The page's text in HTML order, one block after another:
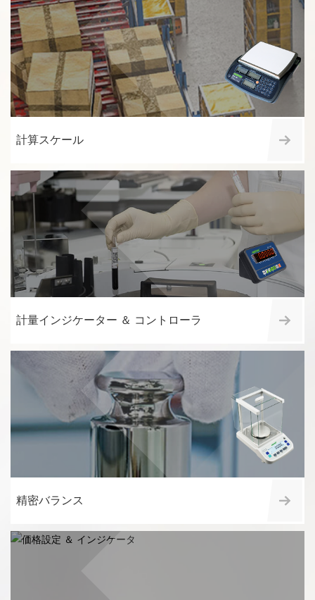
計算スケール
計量インジケーター ＆ コントローラ
精密バランス